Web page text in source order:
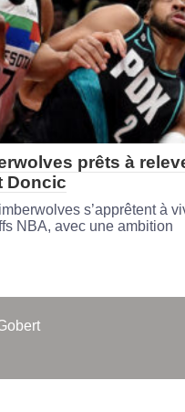
prêts à
Doncic
s’apprêtent à
NBA, avec une ambition